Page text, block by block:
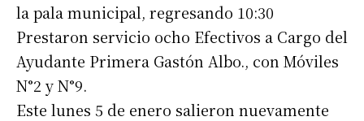
la pala municipal, regresando 10:30
Prestaron servicio ocho Efectivos a Cargo del
Ayudante Primera Gastón Albo., con Móviles
N°2 y N°9.
Este lunes 5 de enero salieron nuevamente